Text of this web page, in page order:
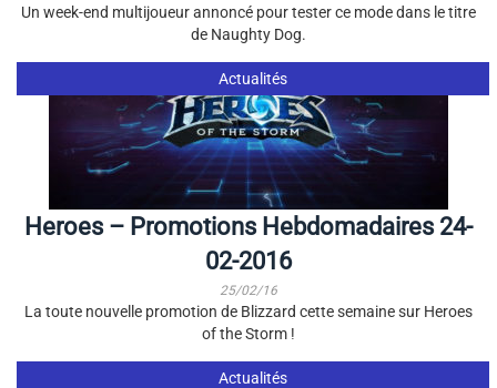
Un week-end multijoueur annoncé pour tester ce mode dans le titre
de Naughty Dog.
Actualités
Heroes – Promotions Hebdomadaires 24-
02-2016
25/02/16
La toute nouvelle promotion de Blizzard cette semaine sur Heroes
of the Storm !
Actualités